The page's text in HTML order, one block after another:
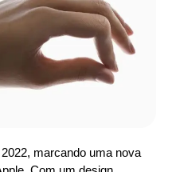
marcando uma nova